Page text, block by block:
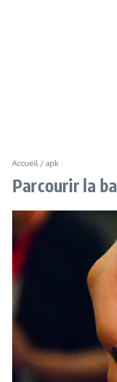
Accueil / apk
Parcourir la